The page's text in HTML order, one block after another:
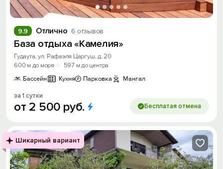
Отлично 6 отзывов
9.9
База отдыха «Камелия»
Гудаута, ул. Рафаэля Царгуш, д. 20
600 м до моря
·
597 м до центра
Бассейн
Кухня Парковка Мангал
за 1 сутки
от 2 500 руб. Бесплатая отмена
Шикарный вариант